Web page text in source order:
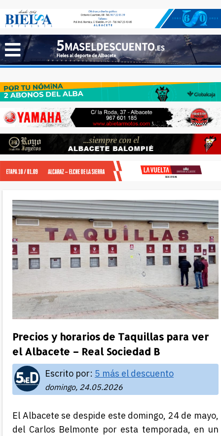
Precios y horarios de Taquillas para ver
el Albacete – Real Sociedad B
Escrito por: 5 más el descuento
domingo, 24.05.2026
El Albacete se despide este domingo, 24 de mayo,
del Carlos Belmonte por esta temporada, en un